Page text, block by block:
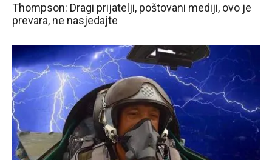
Thompson: Dragi prijatelji, poštovani mediji, ovo je
prevara, ne nasjedajte